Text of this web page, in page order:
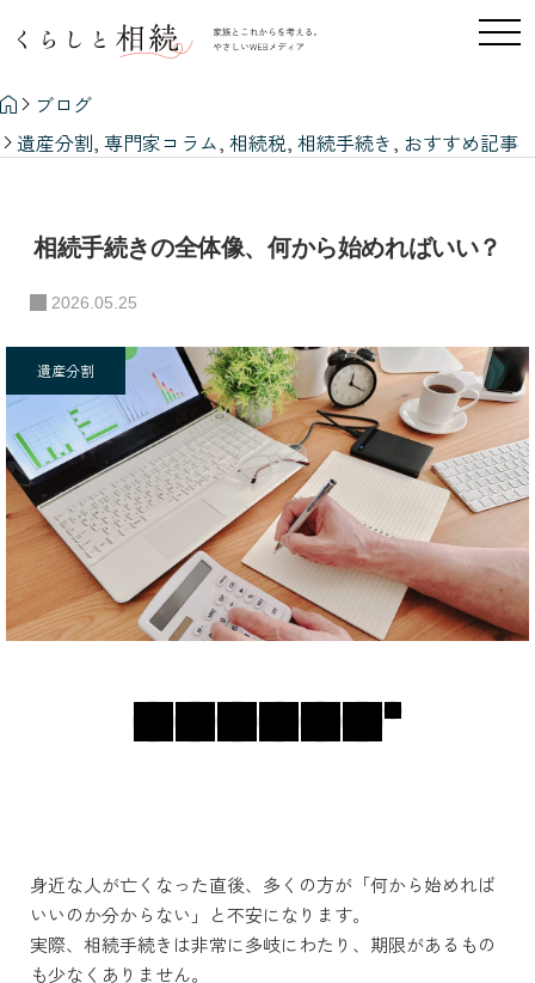
ブログ
遺産分割,専門家コラム,相続税,相続手続き, おすすめ記事
相続手続きの全体像、何から始めればいい？
2026.05.25
遺産分割
身近な人が亡くなった直後、多くの方が「何から始めれば
いいのか分からない」と不安になります。
実際、相続手続きは非常に多岐にわたり、期限があるもの
も少なくありません。